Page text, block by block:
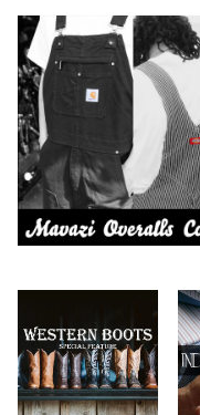
CAMBER
Carhartt
Collonil
CONVERSE
Crescent Down Works
エプロン
バイク用品
ケア用品
本、写真集
2026.7.6
2026.6.29
2026.7.23
2026.6.27
2026.6.14